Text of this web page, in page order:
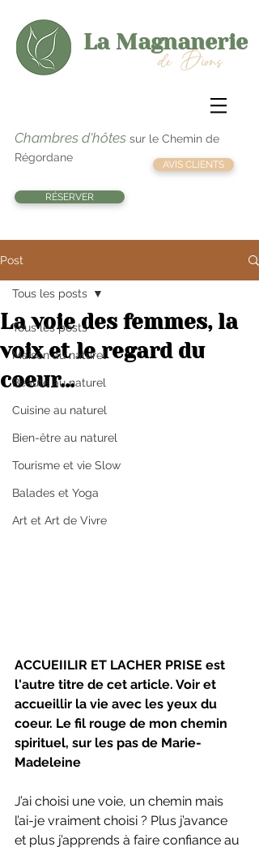
de Dions
Chambres d'hôtes sur le Chemin de
Régordane
AVIS CLIENTS
La Magnanerie
RÉSERVER
Post
Tous les posts
Maison au naturel
Beauté au naturel
Cuisine au naturel
Bien-être au naturel
Tourisme et vie Slow
Balades et Yoga
Art et Art de Vivre
Tous les posts
La voie des femmes, la
voix et le regard du
coeur...
ACCUEIILIR ET LACHER PRISE est
l'autre titre de cet article. Voir et
accueillir la vie avec les yeux du
coeur. Le fil rouge de mon chemin
spirituel, sur les pas de Marie-
Madeleine
J’ai choisi une voie, un chemin mais
l’ai-je vraiment choisi ? Plus j’avance
et plus j’apprends à faire confiance au